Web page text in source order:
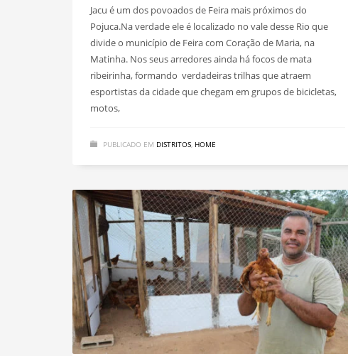
Jacu é um dos povoados de Feira mais próximos do
Pojuca.Na verdade ele é localizado no vale desse Rio que
divide o município de Feira com Coração de Maria, na
Matinha. Nos seus arredores ainda há focos de mata
ribeirinha, formando verdadeiras trilhas que atraem
esportistas da cidade que chegam em grupos de bicicletas,
motos,
PUBLICADO EM DISTRITOS, HOME